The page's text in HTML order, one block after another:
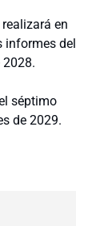
en
informes del
2028.
séptimo
de 2029.